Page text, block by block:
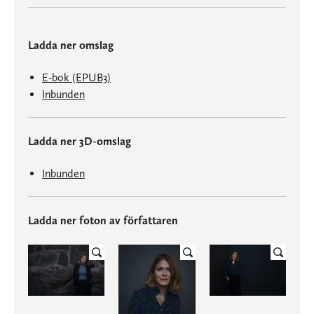
Ladda ner omslag
E-bok (EPUB3)
Inbunden
Ladda ner 3D-omslag
Inbunden
Ladda ner foton av författaren